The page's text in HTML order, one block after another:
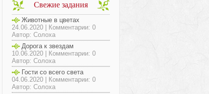
Свежие задания
Животные в цветах
24.06.2020 | Комментарии: 0
Автор: Солоха
Дорога к звездам
10.06.2020 | Комментарии: 0
Автор: Солоха
Гости со всего света
04.06.2020 | Комментарии: 0
Автор: Солоха